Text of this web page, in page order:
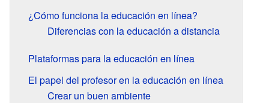
¿Cómo funciona la educación en línea?
Diferencias con la educación a distancia
Plataformas para la educación en línea
El papel del profesor en la educación en línea
Crear un buen ambiente